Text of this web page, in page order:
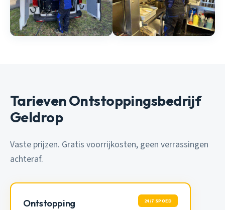
Tarieven Ontstoppingsbedrijf
Geldrop
Vaste prijzen. Gratis voorrijkosten, geen verrassingen
achteraf.
Ontstopping 24/7 SPOED